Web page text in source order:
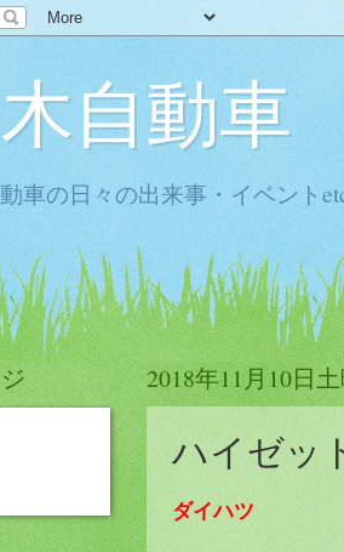
自動車
車の日々の出来事・イベント
2018年11月10日
ハイゼッ
ダイハツ